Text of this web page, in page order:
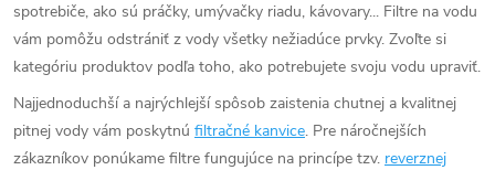
spotrebiče, ako sú práčky, umývačky riadu, kávovary... Filtre na vodu
vám pomôžu odstrániť z vody všetky nežiadúce prvky. Zvoľte si
kategóriu produktov podľa toho, ako potrebujete svoju vodu upraviť.
Najjednoduchší a najrýchlejší spôsob zaistenia chutnej a kvalitnej
pitnej vody vám poskytnú filtračné kanvice. Pre náročnejších
zákazníkov ponúkame filtre fungujúce na princípe tzv. reverznej